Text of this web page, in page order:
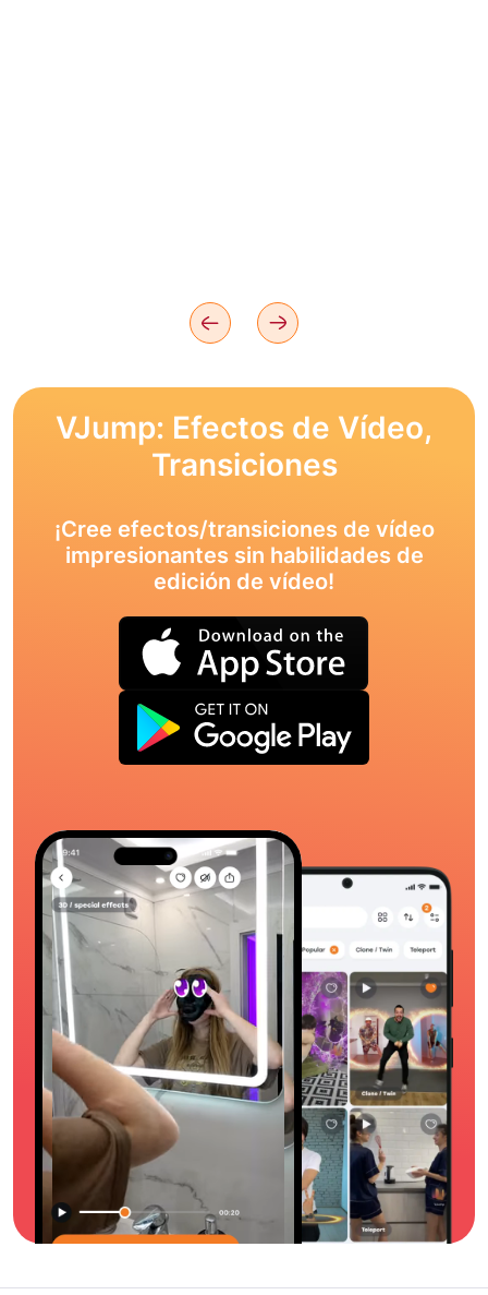
VJump: Efectos de Vídeo,
Transiciones
¡Cree efectos/transiciones de vídeo
impresionantes sin habilidades de
edición de vídeo!